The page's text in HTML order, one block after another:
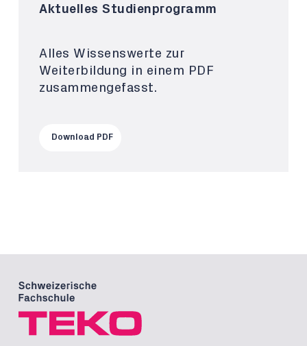
Aktuelles Studienprogramm
Alles Wissenswerte zur
Weiterbildung in einem PDF
zusammengefasst.
Download PDF